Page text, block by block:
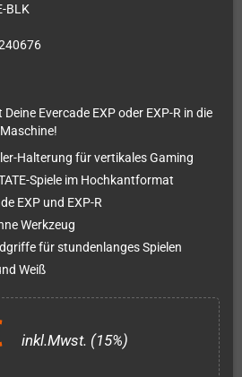
BLK
Evercade EXP oder EXP-R in die
Halterung für vertikales Gaming
Spiele im Hochkantformat
EXP und EXP-R
Werkzeug
für stundenlanges Spielen
Weiß
inkl.Mwst. (15%)